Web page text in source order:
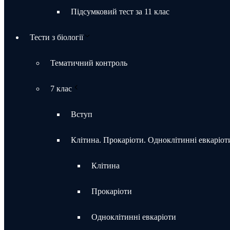
Підсумковий тест за 11 клас
Тести з біології
Тематичний контроль
7 клас
Вступ
Клітина. Прокаріоти. Одноклітинні
Клітина
Прокаріоти
Одноклітинні евкаріоти